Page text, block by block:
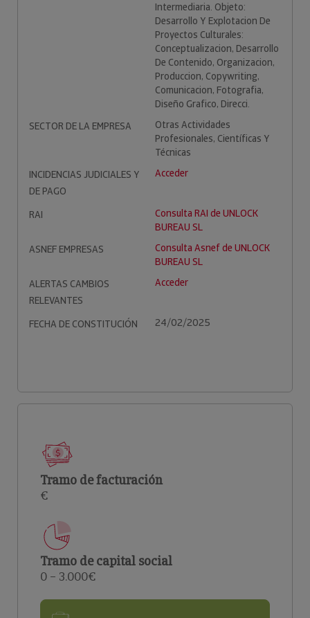
Intermediaria. Objeto:
Desarrollo Y Explotacion De
Proyectos Culturales:
Conceptualizacion, Desarrollo
De Contenido, Organizacion,
Produccion, Copywriting,
Comunicacion, Fotografia,
Diseño Grafico, Direcci.
SECTOR DE LA EMPRESA
Otras Actividades
Profesionales, Científicas Y
Técnicas
INCIDENCIAS JUDICIALES Y
DE PAGO
Acceder
RAI
Consulta RAI de UNLOCK
BUREAU SL
ASNEF EMPRESAS
Consulta Asnef de UNLOCK
BUREAU SL
ALERTAS CAMBIOS
RELEVANTES
Acceder
FECHA DE CONSTITUCIÓN 24/02/2025
Tramo de facturación
€
Tramo de capital social
0 – 3.000€